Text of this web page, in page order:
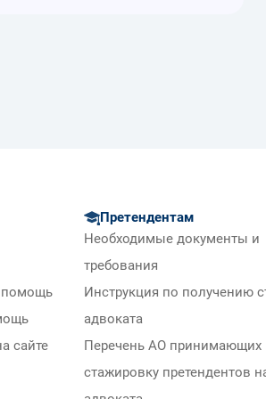
помощь
сайте
Претендентам
Необходимые документы и
требования
Инструкция по получению
адвоката
Перечень АО принимающих
стажировку претендентов